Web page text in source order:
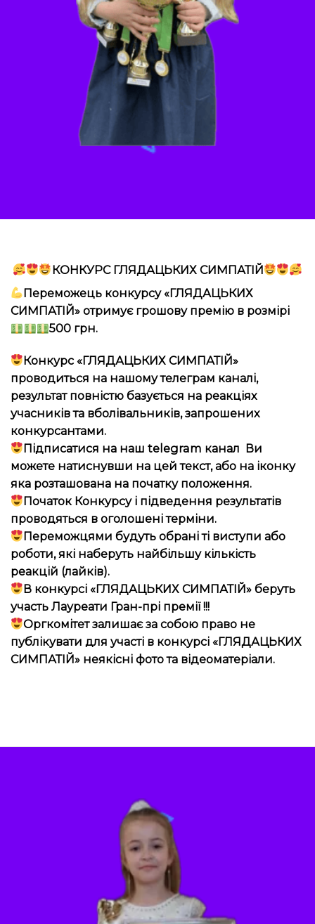
КОНКУРС ГЛЯДАЦЬКИХ СИМПАТІЙ
Переможець конкурсу «ГЛЯДАЦЬКИХ
СИМПАТІЙ» отримує грошову премію в розмірі
500 грн.
Конкурс «ГЛЯДАЦЬКИХ СИМПАТІЙ»
проводиться на нашому телеграм каналі,
результат повністю базується на реакціях
учасників та вболівальників, запрошених
конкурсантами.
Підписатися на наш telegram канал Ви
можете натиснувши на цей текст, або на іконку
яка розташована на початку положення.
Початок Конкурсу і підведення результатів
проводяться в оголошені терміни.
Переможцями будуть обрані ті виступи або
роботи, які наберуть найбільшу кількість
реакцій (лайків).
В конкурсі «ГЛЯДАЦЬКИХ СИМПАТІЙ» беруть
участь Лауреати Гран-прі премії !!!
Оргкомітет залишає за собою право не
публікувати для участі в конкурсі «ГЛЯДАЦЬКИХ
СИМПАТІЙ» неякісні фото та відеоматеріали.